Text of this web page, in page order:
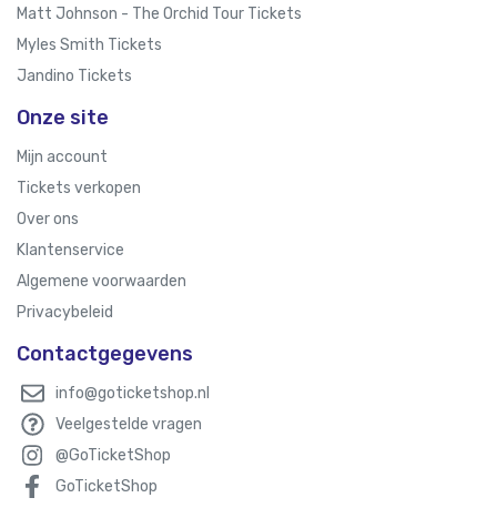
Matt Johnson - The Orchid Tour Tickets
Myles Smith Tickets
Jandino Tickets
Onze site
Mijn account
Tickets verkopen
Over ons
Klantenservice
Algemene voorwaarden
Privacybeleid
Contactgegevens
info@goticketshop.nl
Veelgestelde vragen
@GoTicketShop
GoTicketShop